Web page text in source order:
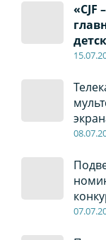
«CJF
08.07
07.07